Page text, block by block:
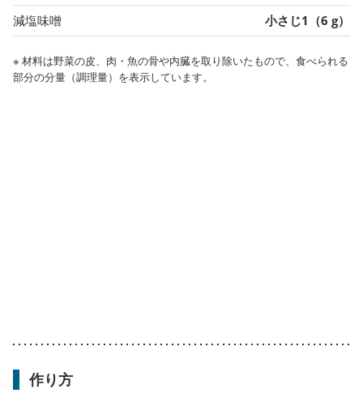
減塩味噌 小さじ1（6 g）
※ 材料は野菜の皮、肉・魚の骨や内臓を取り除いたもので、食べられる
部分の分量（調理量）を表示しています。
作り方